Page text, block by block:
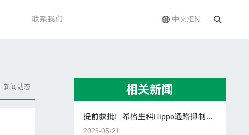
联系我们 中文/EN
新闻动态 相关新闻
提前获批！希格生科Hippo通路抑制剂
SIGX2649获美国FDA IND批件
2026-05-21